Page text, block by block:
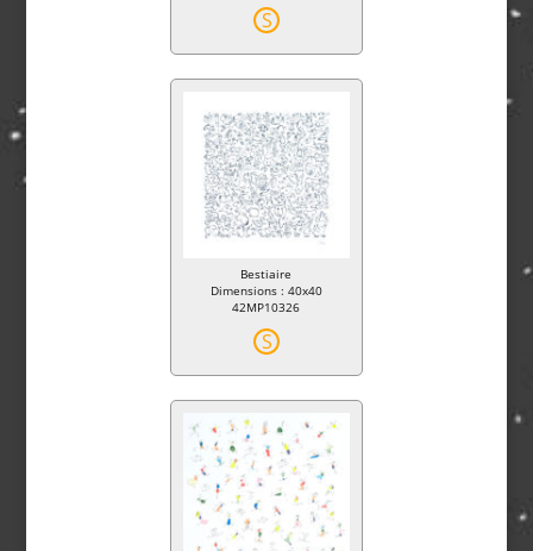
S
Bestiaire
Dimensions : 40x40
42MP10326
S